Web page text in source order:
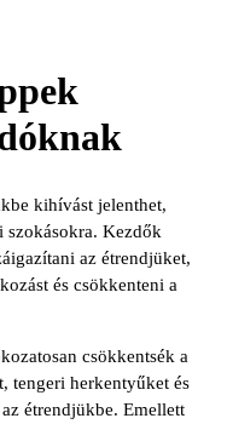
kihívást jelenthet,
szokásokra. Kezdők
az étrendjüket,
és csökkenteni a
csökkentsék a
tengeri herkentyűket és
étrendjükbe. Emellett